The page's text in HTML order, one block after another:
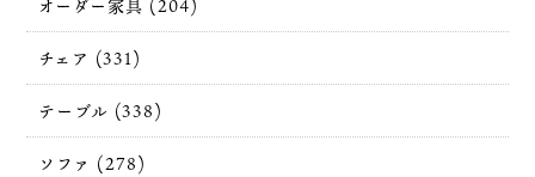
チェア (331)
テーブル (338)
ソファ (278)